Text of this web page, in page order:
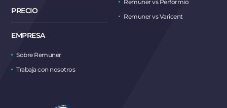
PRECIO
EMPRESA
Sobre Remuner
Trabaja con nosotros
Remuner vs Performio
Remuner vs Varicent